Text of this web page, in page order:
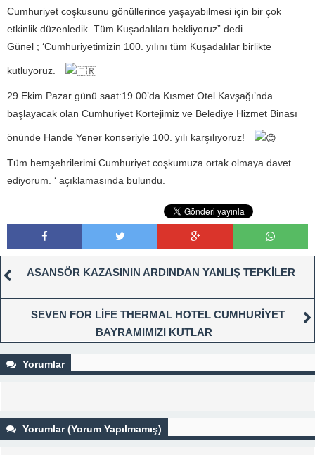
Cumhuriyet coşkusunu gönüllerince yaşayabilmesi için bir çok
etkinlik düzenledik. Tüm Kuşadalıları bekliyoruz” dedi.
Günel ; ‘Cumhuriyetimizin 100. yılını tüm Kuşadalılar birlikte
kutluyoruz.
29 Ekim Pazar günü saat:19.00’da Kısmet Otel Kavşağı’nda
başlayacak olan Cumhuriyet Kortejimiz ve Belediye Hizmet Binası
önünde Hande Yener konseriyle 100. yılı karşılıyoruz!
Tüm hemşehrilerimi Cumhuriyet coşkumuza ortak olmaya davet
ediyorum. ‘ açıklamasında bulundu.
ASANSÖR KAZASININ ARDINDAN YANLIŞ TEPKİLER
SEVEN FOR LİFE THERMAL HOTEL CUMHURİYET
BAYRAMIMIZI KUTLAR
Yorumlar
Yorumlar (Yorum Yapılmamış)